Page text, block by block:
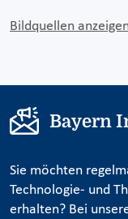
Bildquellen
Bayern
Sie möchten
Technologie- und
erhalten? Bei